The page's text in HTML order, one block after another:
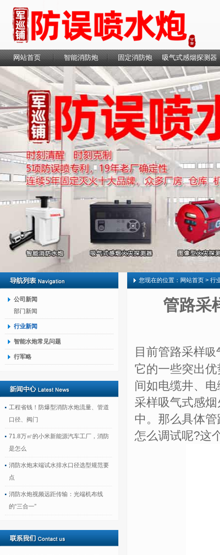
网站首页 智能消防炮 固定消防炮 吸气式感烟探测器
联系我们
公司新闻
部门新闻
行业新闻
智能水炮常见问题
行军略
工程省钱！防爆型消防水炮流量、管道
口径、阀门
71.8万㎡的小米新能源汽车工厂，消防
是怎么
消防水炮末端试水排水口径选型规范要
点
消防水炮视频远距传输：光端机布线
的“三合一”
您现在的位置： 网站首页 > 行
管路采
目前管路采样吸
它的一些突出
间如电缆井、
采样吸气式感
中。那么具体
怎么调试呢?这